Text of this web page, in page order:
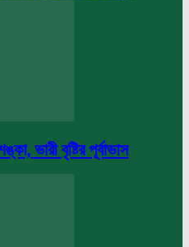
ভারী বৃষ্টির পূর্বাভাস